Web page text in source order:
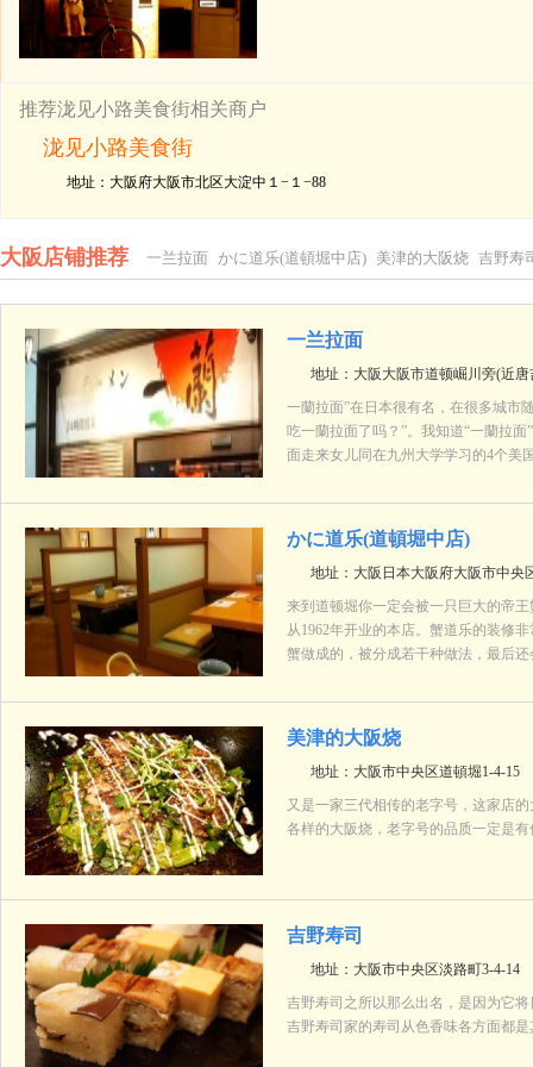
推荐泷见小路美食街相关商户
泷见小路美食街
地址：大阪府大阪市北区大淀中１−１−88
大阪店铺推荐 一兰拉面 かに道乐(道頓堀中店) 美津的大阪烧 吉野寿
一兰拉面
地址：大阪大阪市道顿崛川旁(近
一蘭拉面”在日本很有名，在很多城市
吃一蘭拉面了吗？”。我知道“一蘭拉
面走来女儿同在九州大学学习的4个美
かに道乐(道頓堀中店)
地址：大阪日本大阪府大阪市中央
来到道顿堀你一定会被一只巨大的帝
从1962年开业的本店。蟹道乐的装修
蟹做成的，被分成若干种做法，最后
美津的大阪烧
地址：大阪市中央区道頓堀1-4-15
又是一家三代相传的老字号，这家店
各样的大阪烧，老字号的品质一定是
吉野寿司
地址：大阪市中央区淡路町3-4-14
吉野寿司之所以那么出名，是因为它
吉野寿司家的寿司从色香味各方面都